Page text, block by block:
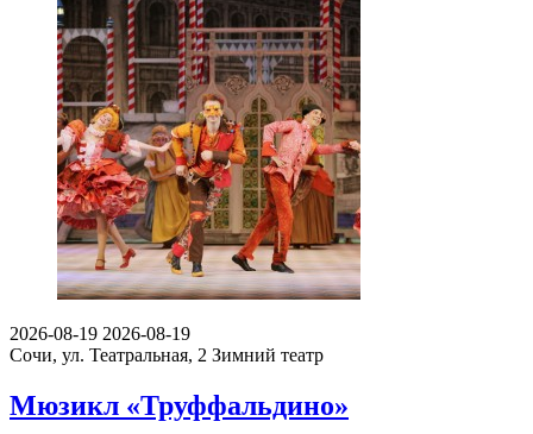
2026-08-19 2026-08-19
Сочи, ул. Театральная, 2 Зимний театр
Мюзикл «Труффальдино»